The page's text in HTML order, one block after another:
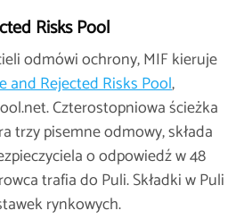
Risks Pool
odmówi ochrony, MIF kieruje
and Rejected Risks Pool,
Czterostopniowa ścieżka
trzy pisemne odmowy, składa
o odpowiedź w 48
trafia do Puli. Składki w Puli
rynkowych.